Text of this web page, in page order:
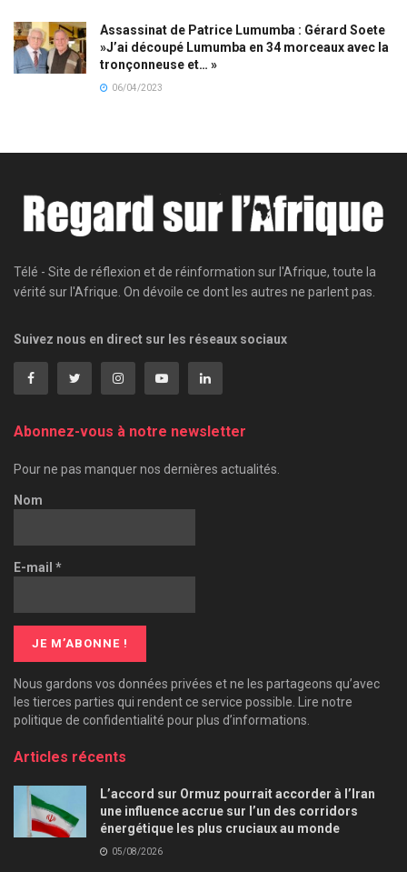
Assassinat de Patrice Lumumba : Gérard Soete
»J’ai découpé Lumumba en 34 morceaux avec la
tronçonneuse et… »
06/04/2023
Télé - Site de réflexion et de réinformation sur l'Afrique, toute la
vérité sur l'Afrique. On dévoile ce dont les autres ne parlent pas.
Suivez nous en direct sur les réseaux sociaux
Abonnez-vous à notre newsletter
Pour ne pas manquer nos dernières actualités.
Nom
E-mail *
Nous gardons vos données privées et ne les partageons qu’avec
les tierces parties qui rendent ce service possible. Lire notre
politique de confidentialité pour plus d’informations.
Articles récents
L’accord sur Ormuz pourrait accorder à l’Iran
une influence accrue sur l’un des corridors
énergétique les plus cruciaux au monde
05/08/2026